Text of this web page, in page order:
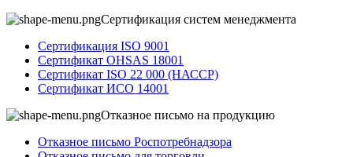
Сертификация систем менеджмента
Сертификация ISO 9001
Сертификат OHSAS 18001
Сертификат ISO 22 000 (НАССР)
Сертификат ИСО 14001
Отказное письмо на продукцию
Отказное письмо Роспотребнадзора